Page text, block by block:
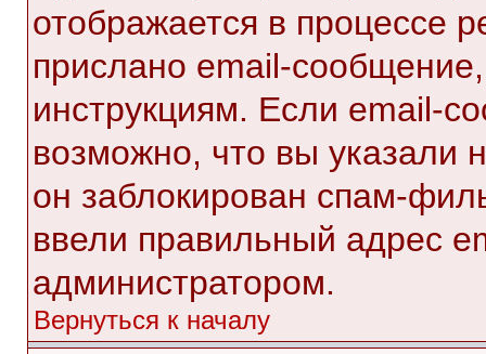
отображается в процессе
прислано email-
инструкциям. Если email-
возможно, что вы указали
он заблокирован спам-
ввели правильный адрес
администратором.
Вернуться к началу